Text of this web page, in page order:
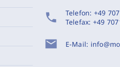
phone Telefon: +49
Telefax: +49
mail E-Mail: